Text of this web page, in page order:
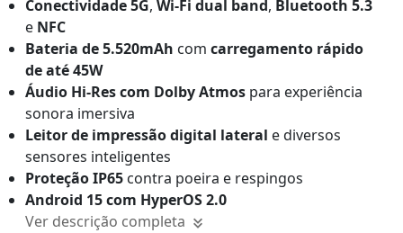
Conectividade 5G, Wi-Fi dual band, Bluetooth 5.3
e NFC
Bateria de 5.520mAh com carregamento rápido
de até 45W
Áudio Hi-Res com Dolby Atmos para experiência
sonora imersiva
Leitor de impressão digital lateral e diversos
sensores inteligentes
Proteção IP65 contra poeira e respingos
Android 15 com HyperOS 2.0
Ver descrição completa